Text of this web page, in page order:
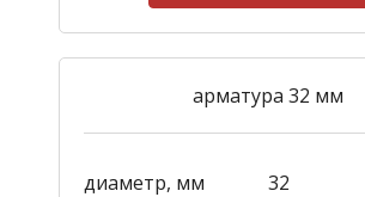
арматура 32 мм
диаметр, мм
32